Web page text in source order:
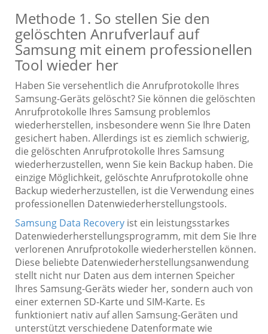
Methode 1. So stellen Sie den
gelöschten Anrufverlauf auf
Samsung mit einem professionellen
Tool wieder her
Haben Sie versehentlich die Anrufprotokolle Ihres
Samsung-Geräts gelöscht? Sie können die gelöschten
Anrufprotokolle Ihres Samsung problemlos
wiederherstellen, insbesondere wenn Sie Ihre Daten
gesichert haben. Allerdings ist es ziemlich schwierig,
die gelöschten Anrufprotokolle Ihres Samsung
wiederherzustellen, wenn Sie kein Backup haben. Die
einzige Möglichkeit, gelöschte Anrufprotokolle ohne
Backup wiederherzustellen, ist die Verwendung eines
professionellen Datenwiederherstellungstools.
Samsung Data Recovery ist ein leistungsstarkes
Datenwiederherstellungsprogramm, mit dem Sie Ihre
verlorenen Anrufprotokolle wiederherstellen können.
Diese beliebte Datenwiederherstellungsanwendung
stellt nicht nur Daten aus dem internen Speicher
Ihres Samsung-Geräts wieder her, sondern auch von
einer externen SD-Karte und SIM-Karte. Es
funktioniert nativ auf allen Samsung-Geräten und
unterstützt verschiedene Datenformate wie